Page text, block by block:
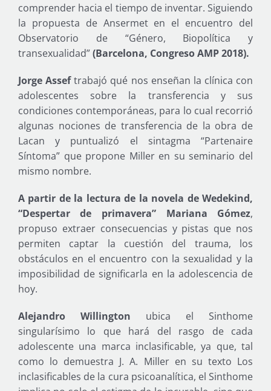
comprender hacia el tiempo de inventar. Siguiendo
la propuesta de Ansermet en el encuentro del
Observatorio de “Género, Biopolítica y
transexualidad”(Barcelona, Congreso AMP 2018).
Jorge Asseftrabajó qué nos enseñan la clínica con
adolescentes sobre la transferencia y sus
condiciones contemporáneas, para lo cual recorrió
algunas nociones de transferencia de la obra de
Lacan y puntualizó el sintagma “Partenaire
Síntoma” que propone Miller en su seminario del
mismo nombre.
A partir de la lectura de la novela de Wedekind,
“Despertar de primavera” Mariana Gómez,
propuso extraer consecuencias y pistas que nos
permiten captar la cuestión del trauma, los
obstáculos en el encuentro con la sexualidad y la
imposibilidad de significarla en la adolescencia de
hoy.
Alejandro Willington ubica el Sinthome
singularísimo lo que hará del rasgo de cada
adolescente una marca inclasificable, ya que, tal
como lo demuestra J. A. Miller en su texto Los
inclasificables de la cura psicoanalítica, el Sinthome